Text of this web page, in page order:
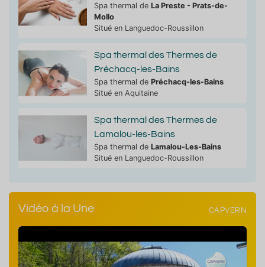
Spa thermal de La Preste - Prats-de-
Mollo
Situé en Languedoc-Roussillon
Spa thermal des Thermes de
Préchacq-les-Bains
Spa thermal de Préchacq-les-Bains
Situé en Aquitaine
Spa thermal des Thermes de
Lamalou-les-Bains
Spa thermal de Lamalou-Les-Bains
Situé en Languedoc-Roussillon
Vidéo à la Une CAPVERN